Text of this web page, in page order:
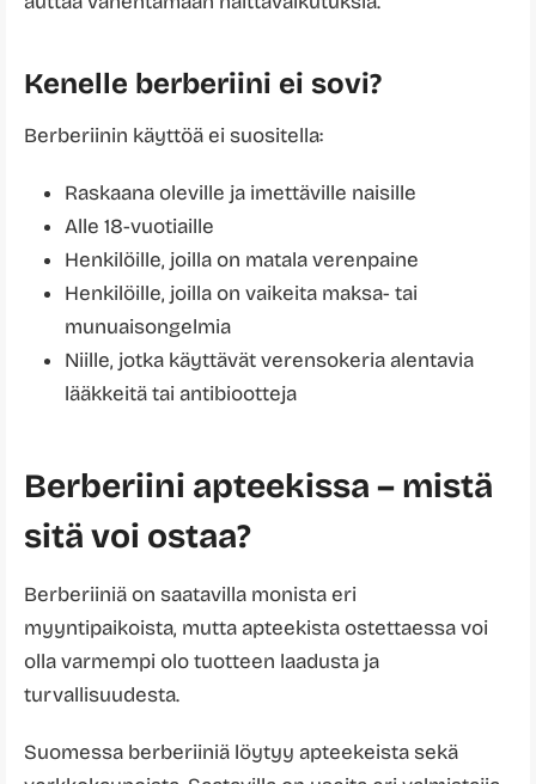
Kenelle berberiini ei sovi?
Berberiinin käyttöä ei suositella:
Raskaana oleville ja imettäville naisille
Alle 18-vuotiaille
Henkilöille, joilla on matala verenpaine
Henkilöille, joilla on vaikeita maksa- tai
munuaisongelmia
Niille, jotka käyttävät verensokeria alentavia
lääkkeitä tai antibiootteja
Berberiini apteekissa – mistä
sitä voi ostaa?
Berberiiniä on saatavilla monista eri
myyntipaikoista, mutta apteekista ostettaessa voi
olla varmempi olo tuotteen laadusta ja
turvallisuudesta.
Suomessa berberiiniä löytyy apteekeista sekä